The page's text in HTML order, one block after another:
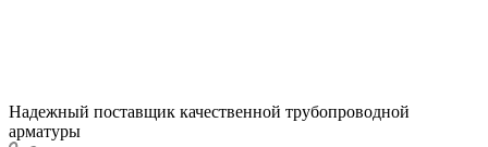
Надежный поставщик качественной трубопроводной
арматуры